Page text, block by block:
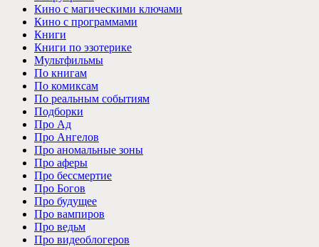
Кино с магическими ключами
Кино с программами
Книги
Книги по эзотерике
Мультфильмы
По книгам
По комиксам
По реальным событиям
Подборки
Про Ад
Про Ангелов
Про аномальные зоны
Про аферы
Про бессмертие
Про Богов
Про будущее
Про вампиров
Про ведьм
Про видеоблогеров